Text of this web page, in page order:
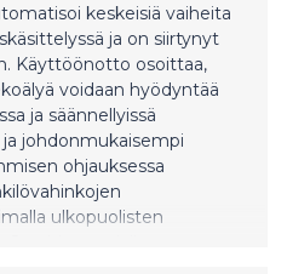
keskeisiä vaiheita
ja on siirtynyt
Käyttöönotto osoittaa,
voidaan hyödyntää
ja säännellyissä
johdonmukaisempi
ohjauksessa
ulkopuolisten